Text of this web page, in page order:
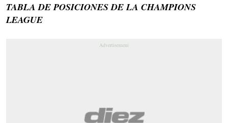
TABLA DE POSICIONES DE LA CHAMPIONS
LEAGUE